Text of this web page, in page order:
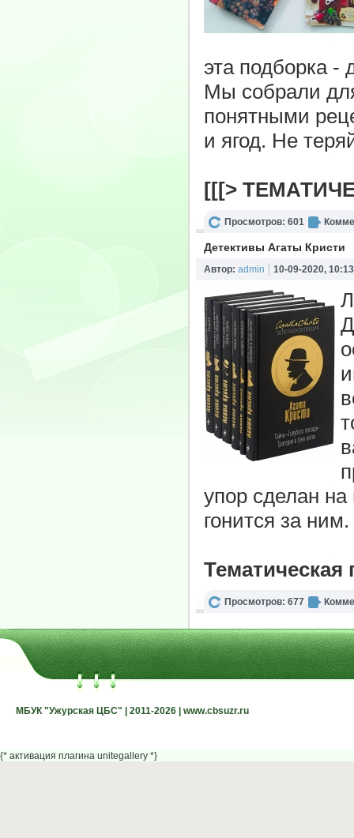
эта подборка -
Мы собрали
понятными
и ягод. Не
[[[>
Просмотров: 601
Детективы Агаты Кристи
Автор: admin 10-09-2020, 10:13
упор сделан на
гонится за ним.
Тематическая
Просмотров: 677
МБУК "Ужурская ЦБС" | 2011-2026 | www.cbsuzr.ru
МБУК "Ужурская ЦБС" | 2011-2026 | www.cbsuzr.ru
{* активация плагина unitegallery *}